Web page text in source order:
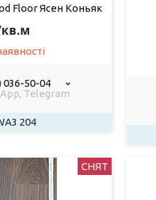
Floor Ясен Коньяк
036-50-04
Telegram
204
СНЯТ